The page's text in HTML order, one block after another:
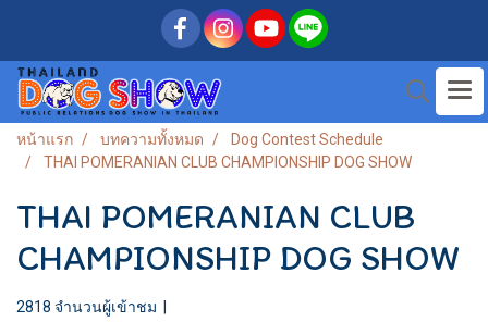
หน้าแรก บทความทั้งหมด
Dog Contest Schedule
THAI POMERANIAN CLUB CHAMPIONSHIP DOG SHOW
THAI POMERANIAN CLUB
CHAMPIONSHIP DOG SHOW
2818 จำนวนผู้เข้าชม